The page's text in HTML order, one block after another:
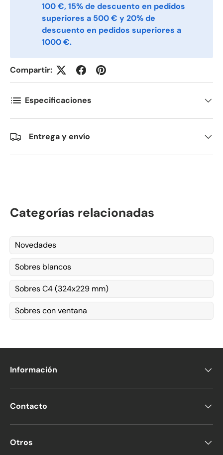
Quantity *
100 €, 15% de descuento en pedidos
superiores a 500 € y 20% de
descuento en pedidos superiores a
1000 €.
Compartir:
Especificaciones
Entrega y envío
Categorías relacionadas
Novedades
Sobres blancos
Sobres C4 (324x229 mm)
Sobres con ventana
Información
Contacto
Otros